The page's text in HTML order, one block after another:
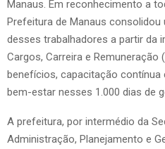
Manaus. Em reconhecimento a
Prefeitura de Manaus
desses trabalhadores a partir da
Cargos, Carreira e Remuneração
benefícios, capacitação contínua
bem-estar nesses 1.000 dias de
A prefeitura, por intermédio da
Administração, Planejamento e